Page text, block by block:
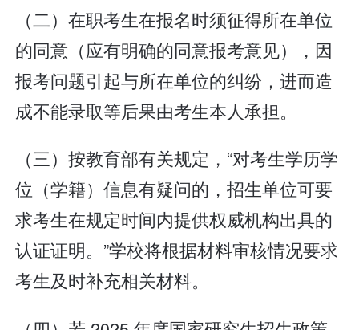
（二）在职考生在报名时须征得所在单位
的同意（应有明确的同意报考意见），因
报考问题引起与所在单位的纠纷，进而造
成不能录取等后果由考生本人承担。
（三）按教育部有关规定，“对考生学历学
位（学籍）信息有疑问的，招生单位可要
求考生在规定时间内提供权威机构出具的
认证证明。”学校将根据材料审核情况要求
考生及时补充相关材料。